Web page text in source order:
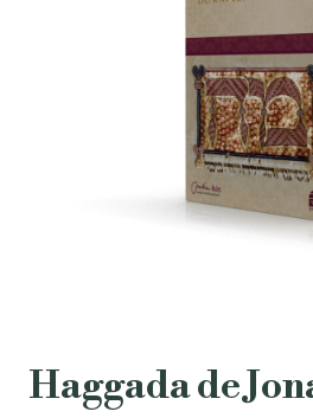
Haggada de